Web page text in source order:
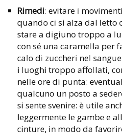
Rimedi: evitare i
quando ci si alza dal letto
stare a digiuno troppo a
con sé una caramella per
calo di zuccheri nel
i luoghi troppo affollati,
nelle ore di punta:
qualcuno un posto a
si sente svenire: è utile
leggermente le gambe e
cinture, in modo da